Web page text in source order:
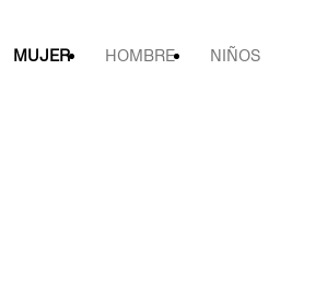
MUJER HOMBRE NIÑOS